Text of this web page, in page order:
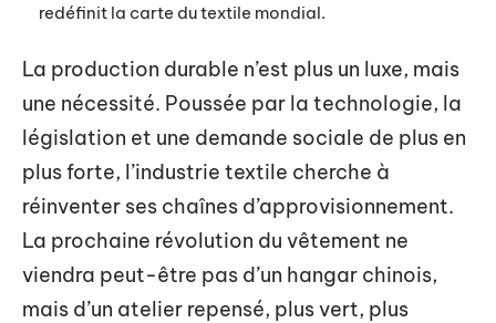
redéfinit la carte du textile mondial.
La production durable n’est plus un luxe, mais
une nécessité. Poussée par la technologie, la
législation et une demande sociale de plus en
plus forte, l’industrie textile cherche à
réinventer ses chaînes d’approvisionnement.
La prochaine révolution du vêtement ne
viendra peut-être pas d’un hangar chinois,
mais d’un atelier repensé, plus vert, plus